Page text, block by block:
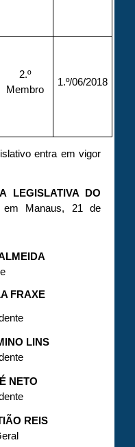
2.º
Membro
1.º/06/2018
entra em vigor
LEGISLATIVA DO
Manaus, 21 de
FRAXE
LINS
NETO
REIS